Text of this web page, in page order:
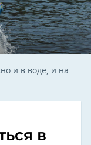
и в воде, и на
в